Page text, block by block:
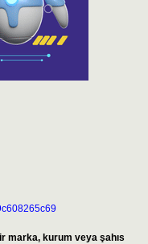
marka, kurum veya şahıs